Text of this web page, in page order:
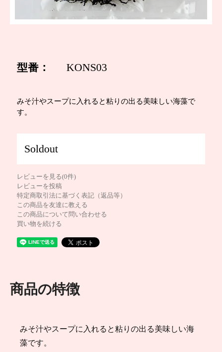
型番： KONS03
みそ汁やスープに入れると粘りの出る美味しい海藻で
す。
Soldout
レビューを見る(0件)
レビューを投稿
特定商取引法に基づく表記（返品等）
この商品を友達に教える
この商品について問い合わせる
買い物を続ける
商品の特徴
みそ汁やスープに入れると粘りの出る美味しい海
藻です。